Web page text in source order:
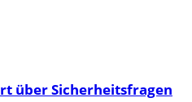
über Sicherheitsfragen